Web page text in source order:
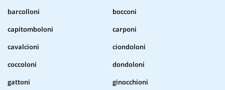
barcolloni
bocconi
capitomboloni
carponi
cavalcioni
ciondoloni
coccoloni
dondoloni
gattoni
ginocchioni